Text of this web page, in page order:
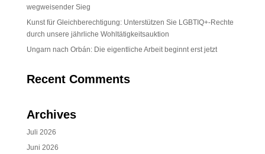
wegweisender Sieg
Kunst für Gleichberechtigung: Unterstützen Sie LGBTIQ+-Rechte
durch unsere jährliche Wohltätigkeitsauktion
Ungarn nach Orbán: Die eigentliche Arbeit beginnt erst jetzt
Recent Comments
Archives
Juli 2026
Juni 2026